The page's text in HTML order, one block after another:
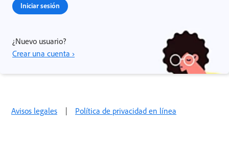
Iniciar sesión
¿Nuevo usuario?
Crear una cuenta ›
Avisos legales | Política de privacidad en línea